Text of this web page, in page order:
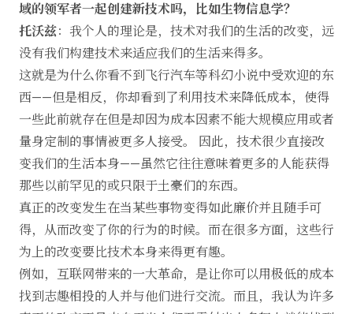
域的领军者一起创建新技术吗，比如生物信息学？
托沃兹：我个人的理论是，技术对我们的生活的改变，远
没有我们构建技术来适应我们的生活来得多。
这就是为什么你看不到飞行汽车等科幻小说中受欢迎的东
西——但是相反，你却看到了利用技术来降低成本，使得
一些此前就存在但是却因为成本因素不能大规模应用或者
量身定制的事情被更多人接受。 因此，技术很少直接改
变我们的生活本身——虽然它往往意味着更多的人能获得
那些以前罕见的或只限于土豪们的东西。
真正的改变发生在当某些事物变得如此廉价并且随手可
得，从而改变了你的行为的时候。而在很多方面，这些行
为上的改变要比技术本身来得更有趣。
例如，互联网带来的一大革命，是让你可以用极低的成本
找到志趣相投的人并与他们进行交流。而且，我认为许多